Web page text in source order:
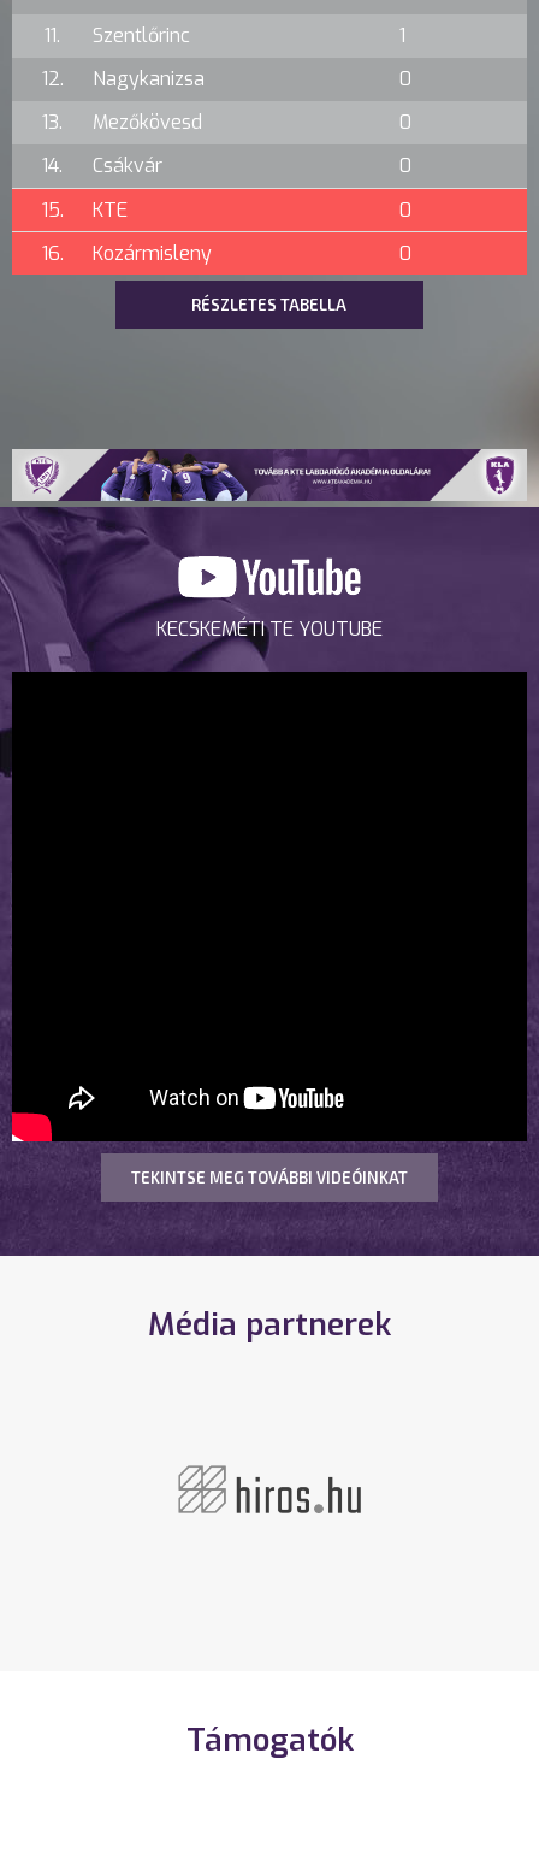
11.
Szentlőrinc
1
12.
Nagykanizsa
0
13.
Mezőkövesd
0
14.
Csákvár
0
15.
KTE
0
16.
Kozármisleny 0
RÉSZLETES TABELLA
KECSKEMÉTI TE YOUTUBE
TEKINTSE MEG TOVÁBBI VIDEÓINKAT
Média partnerek
Támogatók